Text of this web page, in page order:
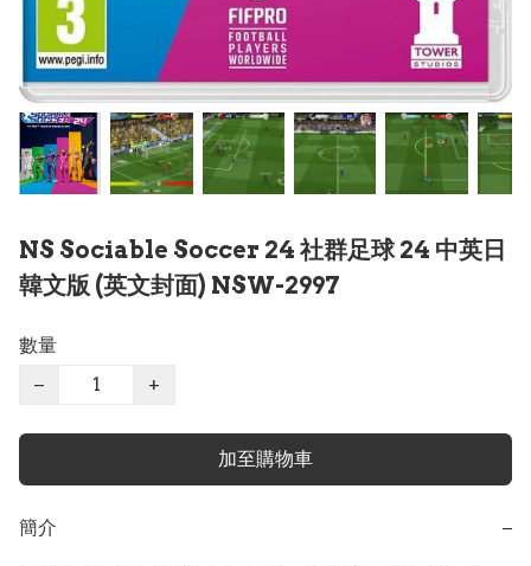
NS Sociable Soccer 24 社群足球 24 中英日
韓文版 (英文封面) NSW-2997
數量
−
+
加至購物車
簡介 −